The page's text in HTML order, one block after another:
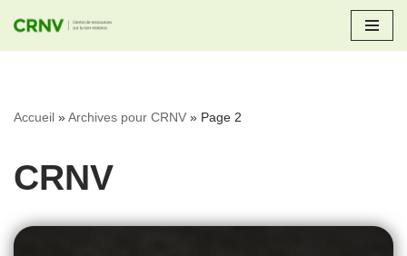
Aller
Accueil »Archives pour CRNV » Page 2
CRNV